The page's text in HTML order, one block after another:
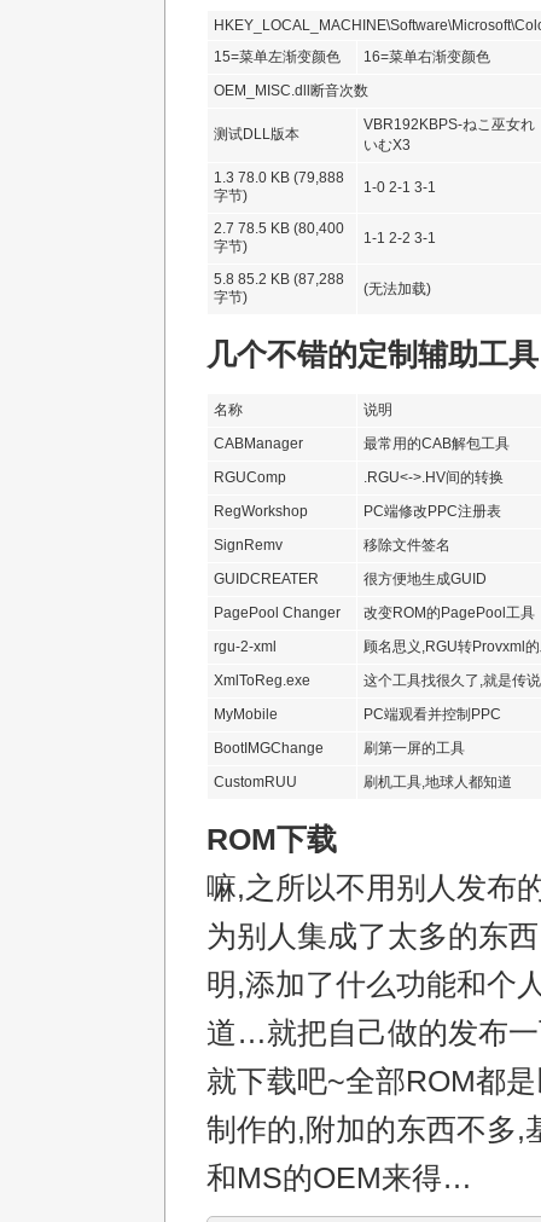
15=菜单左渐变颜色
16=菜单右渐变颜色
OEM_MISC.dll断音次数
测试DLL版本
VBR192KBPS-ねこ巫女れ
いむX3
1.3 78.0 KB (79,888
字节)
1-0 2-1 3-1
2.7 78.5 KB (80,400
字节)
1-1 2-2 3-1
5.8 85.2 KB (87,288
字节)
(无法加载)
几个不错的定制辅助工具
名称
说明
CABManager
最常用的CAB解包工具
RGUComp
.RGU<->.HV间的转换
RegWorkshop
PC端修改PPC注册表
SignRemv
移除文件签名
GUIDCREATER
很方便地生成GUID
PagePool Changer
改变ROM的PagePool工具
rgu-2-xml
顾名思义,RGU转Provxml
XmlToReg.exe
这个工具找很久了,就是传
MyMobile
PC端观看并控制PPC
BootIMGChange
刷第一屏的工具
CustomRUU
刷机工具,地球人都知道
ROM下载
嘛,之所以不用别人发布
为别人集成了太多的东
明,添加了什么功能和个
道…就把自己做的发布
就下载吧~全部ROM都
制作的,附加的东西不多,
和MS的OEM来得…